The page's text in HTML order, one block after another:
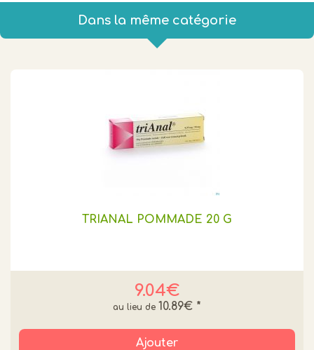
Dans la même catégorie
TRIANAL POMMADE 20 G
9.04€
10.89€ *
Ajouter